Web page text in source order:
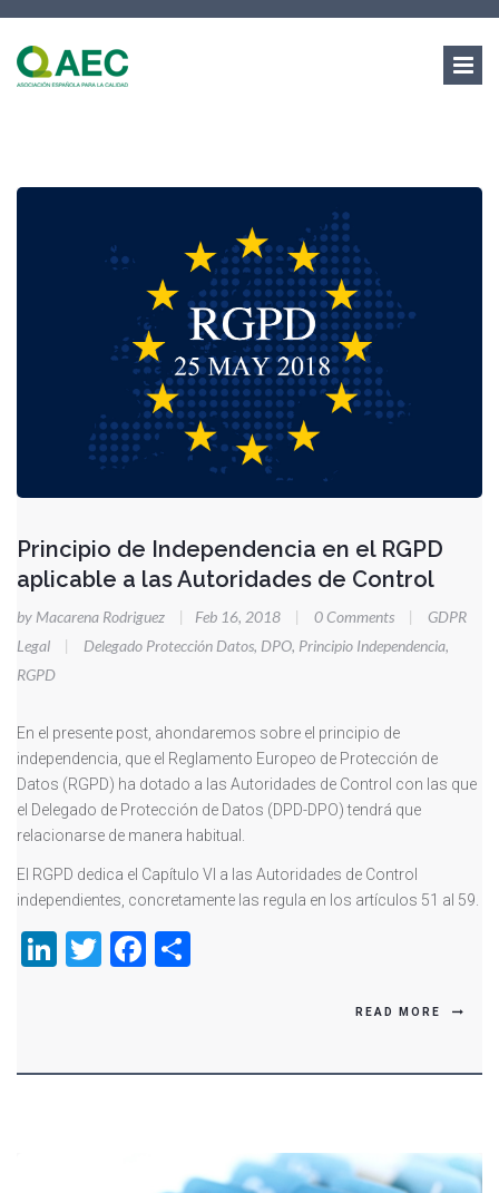
Principio de Independencia en el RGPD
aplicable a las Autoridades de Control
by Macarena Rodriguez | Feb 16, 2018 | 0 Comments |
GDPR
Legal
| Delegado Protección Datos, DPO, Principio Independencia,
RGPD
En el presente post, ahondaremos sobre el principio de
independencia, que el Reglamento Europeo de Protección de
Datos (RGPD) ha dotado a las Autoridades de Control con las que
el Delegado de Protección de Datos (DPD-DPO) tendrá que
relacionarse de manera habitual.
El RGPD dedica el Capítulo VI a las Autoridades de Control
independientes, concretamente las regula en los artículos 51 al 59.
LinkedIn
TwitterFacebook
READ MORE